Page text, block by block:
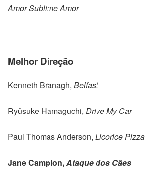
Amor Sublime Amor
Melhor Direção
Kenneth Branagh, Belfast
Ryûsuke Hamaguchi, Drive My Car
Paul Thomas Anderson, Licorice Pizza
Jane Campion,Ataque dos Cães